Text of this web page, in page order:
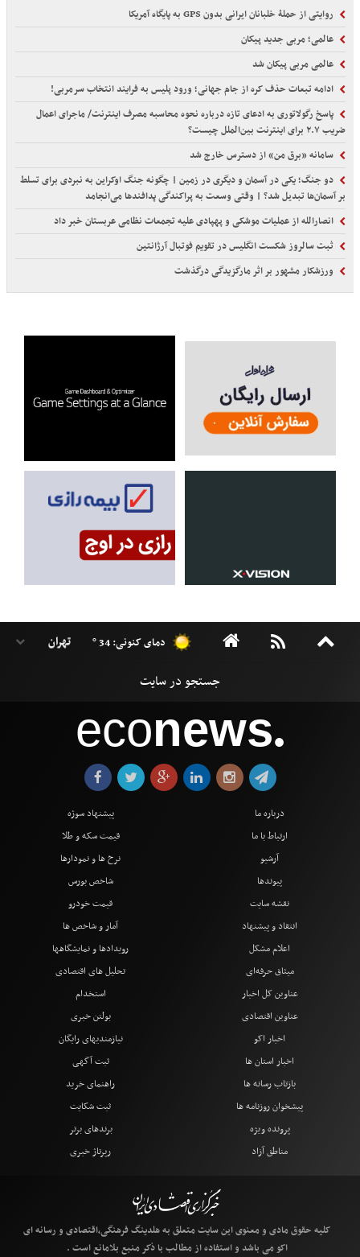
روایتی از حملۀ خلبانان ایرانی بدون GPS به پایگاه آمریکا
عالمی؛ مربی جدید پیکان
عالمی مربی پیکان شد
ادامه تبعات حذف کره از جام جهانی؛ ورود پلیس به فرایند انتخاب سرمربی!
پاسخ رگولاتوری به ادعای تازه درباره نحوه محاسبه مصرف اینترنت/ ماجرای اعمال
ضریب ۲.۷ برای اینترنت بین‌الملل چیست؟
سامانه «برق من» از دسترس خارج شد
دو جنگ؛ یکی در آسمان و دیگری در زمین | چگونه جنگ اوکراین به نبردی برای تسلط
بر آسمان‌ها تبدیل شد؟ | وقتی وسعت به پراکندگی پدافندها می‌انجامد
انصارالله از عملیات موشکی و پهپادی علیه تجمعات نظامی عربستان خبر داد
ثبت سالروز شکست انگلیس در تقویم فوتبال آرژانتین
ورزشکار مشهور بر اثر مارگزیدگی درگذشت
دمای کنونی: 34 °
econews●
درباره ما
ارتباط با ما
آرشیو
پیوندها
نقشه سایت
انتقاد و پیشنهاد
اعلام مشکل
میثاق حرفه‌ای
پیشنهاد سوژه
قیمت سکه و طلا
نرخ ها و نمودارها
شاخص بورس
قیمت خودرو
آمار و شاخص ها
رویدادها و نمایشگاهها
تحلیل های اقتصادی
عناوین کل اخبار
عناوین اقتصادی
اخبار اکو
اخبار استان ها
بازتاب رسانه ها
پیشخوان روزنامه ها
پرونده ویژه
مناطق آزاد
استخدام
بولتن خبری
نیازمندیهای رایگان
ثبت آگهی
راهنمای خرید
ثبت شکایت
برندهای برتر
رپرتاژ خبری
کلیه حقوق مادی و معنوی این سایت متعلق به هلدینگ فرهنگی،اقتصادی و رسانه ای
اکو می باشد و استفاده از مطالب با ذکر منبع بلامانع است .